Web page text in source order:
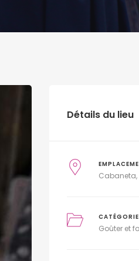
Détails du lieu
Cabaneta
CATÉGORIE
Goûter et